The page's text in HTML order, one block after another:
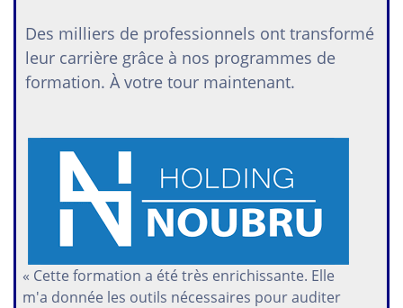
Des milliers de professionnels ont transformé
leur carrière grâce à nos programmes de
formation. À votre tour maintenant.
« Cette formation a été très enrichissante. Elle
m'a donnée les outils nécessaires pour auditer